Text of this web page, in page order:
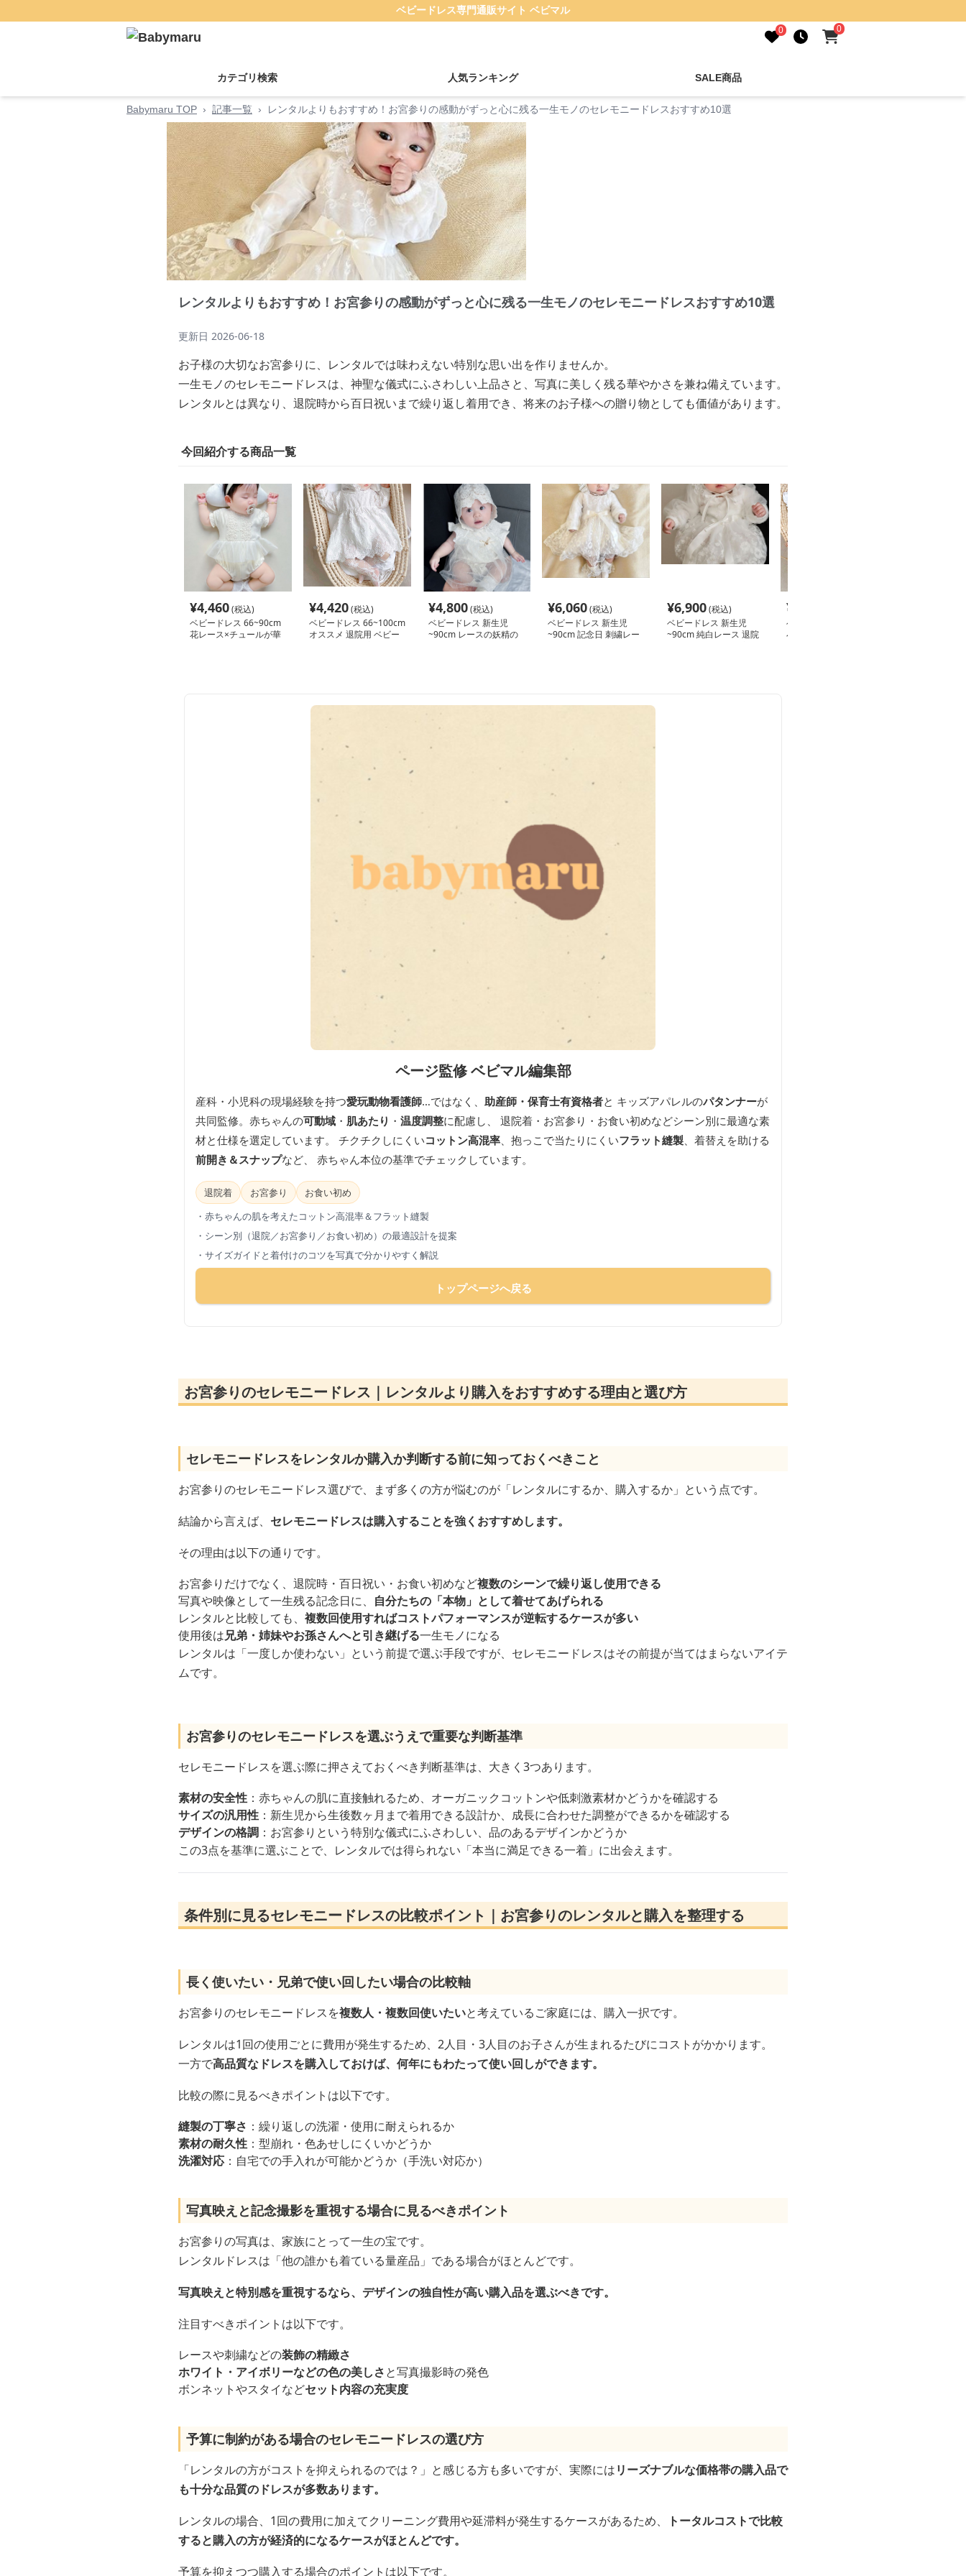
ベビードレス専門通販サイト ベビマル
0 0
カテゴリ検索 人気ランキング SALE商品
Babymaru TOP › 記事一覧 › レンタルよりもおすすめ！お宮参りの感動がずっと心に残る一生モノのセレモニードレスおすすめ10選
レンタルよりもおすすめ！お宮参りの感動がずっと心に残る一生モノのセレモニードレスおすすめ10選
更新日 2026-06-18
お子様の大切なお宮参りに、レンタルでは味わえない特別な思い出を作りませんか。
一生モノのセレモニードレスは、神聖な儀式にふさわしい上品さと、写真に美しく残る華やかさを兼ね備えています。
レンタルとは異なり、退院時から百日祝いまで繰り返し着用でき、将来のお子様への贈り物としても価値があります。
今回紹介する商品一覧
¥4,460(税込)
ベビードレス 66~90cm
花レース×チュールが華
¥4,420(税込)
ベビードレス 66~100cm
オススメ 退院用 ベビー
¥4,800(税込)
ベビードレス 新生児
~90cm レースの妖精の
¥6,060(税込)
ベビードレス 新生児
~90cm 記念日 刺繍レー
¥6,900(税込)
ベビードレス 新生児
~90cm 純白レース 退院
¥
ベビードレス 66~90cm
小花プリント 丸襟ロン
ページ監修 ベビマル編集部
産科・小児科の現場経験を持つ愛玩動物看護師…ではなく、 助産師・保育士有資格者と キッズアパレルのパタンナーが
共同監修。赤ちゃんの可動域 ・ 肌あたり ・ 温度調整に配慮し、 退院着・お宮参り・お食い初めなどシーン別に最適な素
材と仕様を選定しています。 チクチクしにくいコットン高混率、抱っこで当たりにくいフラット縫製、着替えを助ける
前開き＆スナップなど、 赤ちゃん本位の基準でチェックしています。
退院着 お宮参り
お食い初め
・赤ちゃんの肌を考えたコットン高混率＆フラット縫製
・シーン別（退院／お宮参り／お食い初め）の最適設計を提案
・サイズガイドと着付けのコツを写真で分かりやすく解説
トップページへ戻る
お宮参りのセレモニードレス｜レンタルより購入をおすすめする理由と選び方
セレモニードレスをレンタルか購入か判断する前に知っておくべきこと
お宮参りのセレモニードレス選びで、まず多くの方が悩むのが「レンタルにするか、購入するか」という点です。
結論から言えば、 セレモニードレスは購入することを強くおすすめします。
その理由は以下の通りです。
お宮参りだけでなく、退院時・百日祝い・お食い初めなど複数のシーンで繰り返し使用できる
写真や映像として一生残る記念日に、 自分たちの「本物」として着せてあげられる
レンタルと比較しても、 複数回使用すればコストパフォーマンスが逆転するケースが多い
使用後は兄弟・姉妹やお孫さんへと引き継げる一生モノになる
レンタルは「一度しか使わない」という前提で選ぶ手段ですが、セレモニードレスはその前提が当てはまらないアイテ
ムです。
お宮参りのセレモニードレスを選ぶうえで重要な判断基準
セレモニードレスを選ぶ際に押さえておくべき判断基準は、大きく3つあります。
素材の安全性 ：赤ちゃんの肌に直接触れるため、オーガニックコットンや低刺激素材かどうかを確認する
サイズの汎用性 ：新生児から生後数ヶ月まで着用できる設計か、成長に合わせた調整ができるかを確認する
デザインの格調 ：お宮参りという特別な儀式にふさわしい、品のあるデザインかどうか
この3点を基準に選ぶことで、レンタルでは得られない「本当に満足できる一着」に出会えます。
条件別に見るセレモニードレスの比較ポイント｜お宮参りのレンタルと購入を整理する
長く使いたい・兄弟で使い回したい場合の比較軸
お宮参りのセレモニードレスを複数人・複数回使いたいと考えているご家庭には、購入一択です。
レンタルは1回の使用ごとに費用が発生するため、2人目・3人目のお子さんが生まれるたびにコストがかかります。
一方で高品質なドレスを購入しておけば、何年にもわたって使い回しができます。
比較の際に見るべきポイントは以下です。
縫製の丁寧さ ：繰り返しの洗濯・使用に耐えられるか
素材の耐久性 ：型崩れ・色あせしにくいかどうか
洗濯対応 ：自宅での手入れが可能かどうか（手洗い対応か）
写真映えと記念撮影を重視する場合に見るべきポイント
お宮参りの写真は、家族にとって一生の宝です。
レンタルドレスは「他の誰かも着ている量産品」である場合がほとんどです。
写真映えと特別感を重視するなら、デザインの独自性が高い購入品を選ぶべきです。
注目すべきポイントは以下です。
レースや刺繍などの装飾の精緻さ
ホワイト・アイボリーなどの色の美しさと写真撮影時の発色
ボンネットやスタイなどセット内容の充実度
予算に制約がある場合のセレモニードレスの選び方
「レンタルの方がコストを抑えられるのでは？」と感じる方も多いですが、実際にはリーズナブルな価格帯の購入品で
も十分な品質のドレスが多数あります。
レンタルの場合、1回の費用に加えてクリーニング費用や延滞料が発生するケースがあるため、
トータルコストで比較
すると購入の方が経済的になるケースがほとんどです。
予算を抑えつつ購入する場合のポイントは以下です。